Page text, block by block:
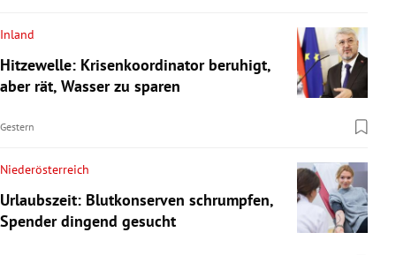
Inland
Hitzewelle: Krisenkoordinator beruhigt,
aber rät, Wasser zu sparen
Gestern
Niederösterreich
Urlaubszeit: Blutkonserven schrumpfen,
Spender dingend gesucht